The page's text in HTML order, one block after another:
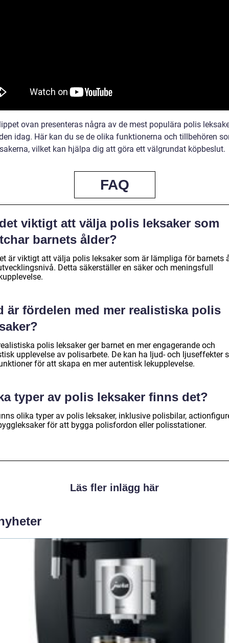
ovan presenteras några av de mest populära polis
idag. Här kan du se de olika funktionerna och tillbehören
vilket kan hjälpa dig att göra ett välgrundat köpbeslut.
FAQ
viktigt att välja polis leksaker som
barnets ålder?
är viktigt att välja polis leksaker som är lämpliga för barnets
Detta säkerställer en säker och meningsfull
är fördelen med mer realistiska polis
polis leksaker ger barnet en mer engagerande och
upplevelse av polisarbete. De kan ha ljud- och ljuseffekter
för att skapa en mer autentisk lekupplevelse.
typer av polis leksaker finns det?
olika typer av polis leksaker, inklusive polisbilar,
för att bygga polisfordon eller polisstationer.
Läs fler inlägg här